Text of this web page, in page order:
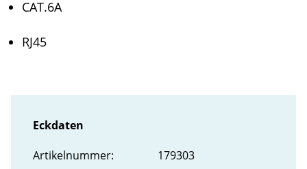
CAT.6A
RJ45
Eckdaten
Artikel­nummer:
179303